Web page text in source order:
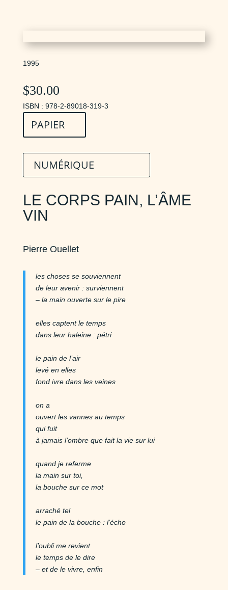
1995
$30.00
ISBN : 978-2-89018-319-3
PAPIER
NUMÉRIQUE
LE CORPS PAIN, L’ÂME
VIN
Pierre Ouellet
les choses se souviennent
de leur avenir : surviennent
– la main ouverte sur le pire
elles captent le temps
dans leur haleine : pétri
le pain de l’air
levé en elles
fond ivre dans les veines
on a
ouvert les vannes au temps
qui fuit
à jamais l’ombre que fait la vie sur lui
quand je referme
la main sur toi,
la bouche sur ce mot
arraché tel
le pain de la bouche : l’écho
l’oubli me revient
le temps de le dire
– et de le vivre, enfin